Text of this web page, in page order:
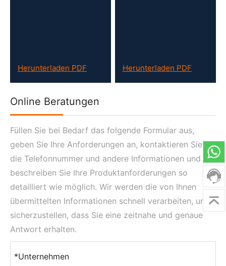
Herunterladen PDF Herunterladen PDF
Online Beratungen
Füllen Sie bei Bedarf das folgende Formular aus,
geben Sie Ihre Anforderungen an, kontaktieren Sie
die Telefonnummer und andere Informationen und
beschreiben Sie Ihre Produktanforderungen so
detailliert wie möglich. Wir werden die von Ihnen
übermittelten Informationen schnell verarbeiten, um
sicherzustellen, dass Sie eine zeitnahe und genaue
Antwort erhalten.
*Unternehmen